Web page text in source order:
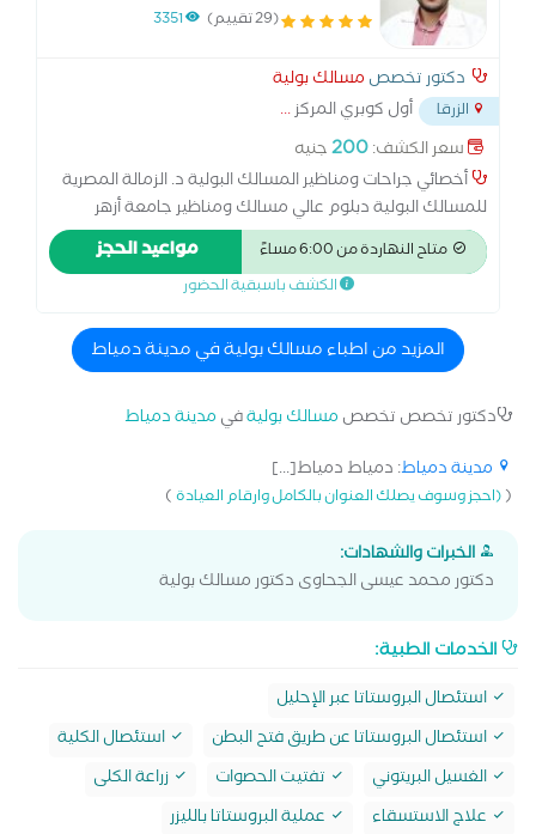
(29 تقييم) 3351
دكتور تخصص مسالك بولية
الزرقا أول كوبري المركز...
سعر الكشف:200جنيه
أخصائي جراحات ومناظير المسالك البولية د. الزمالة المصرية
للمسالك البولية دبلوم عالي مسالك ومناظير جامعة أزهر
القاهرة
متاح النهاردة من 6:00 مساءً مواعيد الحجز
الكشف باسبقية الحضور
المزيد من اطباء مسالك بولية في مدينة دمياط
دكتور تخصص تخصص مسالك بوليةفي مدينة دمياط
مدينة دمياط: دمياط دمياط[...]
((احجز وسوف يصلك العنوان بالكامل وارقام العيادة)
الخبرات والشهادات:
دكتور محمد عيسى الجحاوى دكتور مسالك بولية
الخدمات الطبية:
استئصال البروستاتا عبر الإحليل
استئصال البروستاتا عن طريق فتح البطن
استئصال الكلية
الغسيل البريتوني
تفتيت الحصوات
زراعة الكلى
علاج الاستسقاء
عملية البروستاتا بالليزر